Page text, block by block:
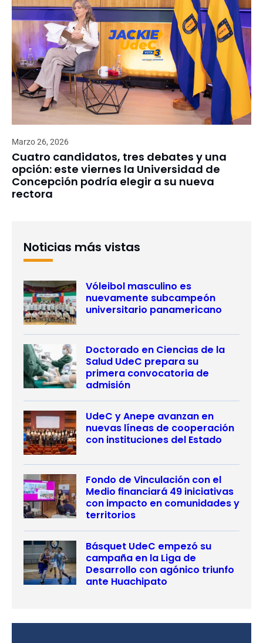
Marzo 26, 2026
Cuatro candidatos, tres debates y una
opción: este viernes la Universidad de
Concepción podría elegir a su nueva
rectora
Noticias más vistas
Vóleibol masculino es
nuevamente subcampeón
universitario panamericano
Doctorado en Ciencias de la
Salud UdeC prepara su
primera convocatoria de
admisión
UdeC y Anepe avanzan en
nuevas líneas de cooperación
con instituciones del Estado
Fondo de Vinculación con el
Medio financiará 49 iniciativas
con impacto en comunidades y
territorios
Básquet UdeC empezó su
campaña en la Liga de
Desarrollo con agónico triunfo
ante Huachipato